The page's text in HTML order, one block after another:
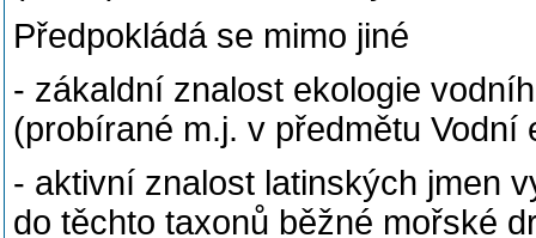
Předpokládá se mimo jiné
- zákaldní znalost ekologie
(probírané m.j. v předmětu Vodní
- aktivní znalost latinských jmen
do těchto taxonů běžné mořské